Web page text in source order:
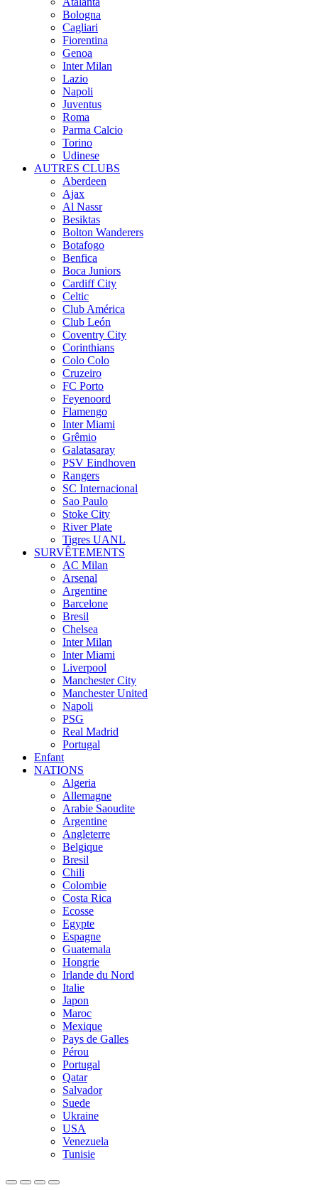
Bologna
Cagliari
Fiorentina
Genoa
Inter Milan
Lazio
Napoli
Juventus
Roma
Parma Calcio
Torino
Udinese
AUTRES CLUBS
Aberdeen
Ajax
Al Nassr
Besiktas
Bolton Wanderers
Botafogo
Benfica
Boca Juniors
Cardiff City
Celtic
Club América
Club León
Coventry City
Corinthians
Colo Colo
Cruzeiro
FC Porto
Feyenoord
Flamengo
Inter Miami
Grêmio
Galatasaray
PSV Eindhoven
Rangers
SC Internacional
Sao Paulo
Stoke City
River Plate
Tigres UANL
SURVÊTEMENTS
AC Milan
Arsenal
Argentine
Barcelone
Bresil
Chelsea
Inter Milan
Inter Miami
Liverpool
Manchester City
Manchester United
Napoli
PSG
Real Madrid
Portugal
Enfant
NATIONS
Algeria
Allemagne
Arabie Saoudite
Argentine
Angleterre
Belgique
Bresil
Chili
Colombie
Costa Rica
Ecosse
Egypte
Espagne
Guatemala
Hongrie
Irlande du Nord
Italie
Japon
Maroc
Mexique
Pays de Galles
Pérou
Portugal
Qatar
Salvador
Suede
Ukraine
USA
Venezuela
Tunisie